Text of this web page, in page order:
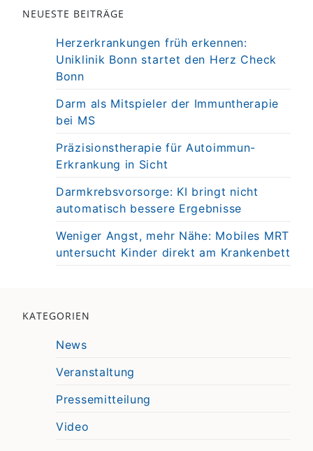
NEUESTE BEITRÄGE
Herzerkrankungen früh erkennen:
Uniklinik Bonn startet den Herz Check
Bonn
Darm als Mitspieler der Immuntherapie
bei MS
Präzisionstherapie für Autoimmun-
Erkrankung in Sicht
Darmkrebsvorsorge: KI bringt nicht
automatisch bessere Ergebnisse
Weniger Angst, mehr Nähe: Mobiles MRT
untersucht Kinder direkt am Krankenbett
KATEGORIEN
News
Veranstaltung
Pressemitteilung
Video